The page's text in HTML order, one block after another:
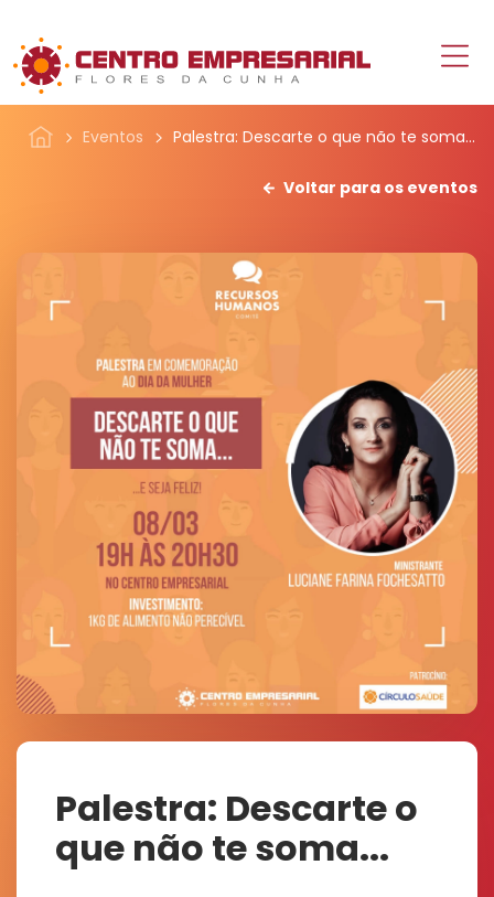
Eventos Palestra: Descarte o que não te soma...
Voltar para os eventos
Palestra: Descarte o
que não te soma...